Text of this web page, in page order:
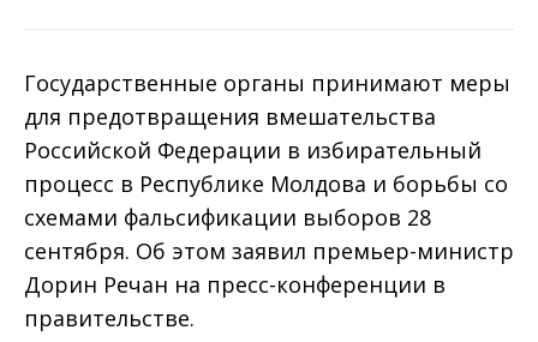
Государственные органы принимают меры
для предотвращения вмешательства
Российской Федерации в избирательный
процесс в Республике Молдова и борьбы со
схемами фальсификации выборов 28
сентября. Об этом заявил премьер-министр
Дорин Речан на пресс-конференции в
правительстве.